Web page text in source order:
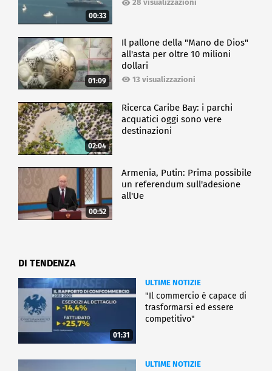
00:33
28 visualizzazioni
01:09
Il pallone della "Mano de Dios"
all'asta per oltre 10 milioni
dollari
13 visualizzazioni
02:04
Ricerca Caribe Bay: i parchi
acquatici oggi sono vere
destinazioni
00:52
Armenia, Putin: Prima possibile
un referendum sull'adesione
all'Ue
DI TENDENZA
01:31
ULTIME NOTIZIE
"Il commercio è capace di
trasformarsi ed essere
competitivo"
ULTIME NOTIZIE